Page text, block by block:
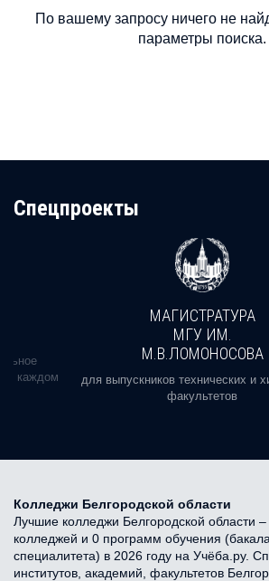
По вашему запросу ничего не
параметры поиска.
Cпецпроекты
в каждом
МАГИСТРАТУРА
МГУ ИМ.
М.В.ЛОМОНОСОВА
для выпускников технических и
факультетов
Колледжи Белгородской области
Лучшие колледжи Белгородской области
колледжей и 0 программ обучения
специалитета) в 2026 году на Учёба.ру.
институтов, академий, факультетов